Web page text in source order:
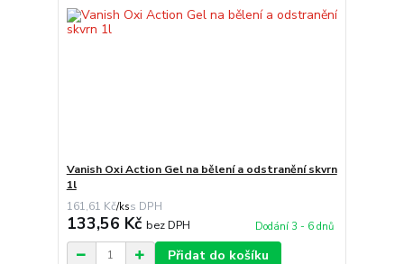
Vanish Oxi Action Gel na bělení a odstranění skvrn
1l
161,61 Kč/ks
133,56 Kč bez DPH Dodání 3 - 6 dnů
Přidat do košíku